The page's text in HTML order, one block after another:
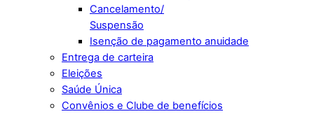
Cancelamento/
Suspensão
Isenção de pagamento anuidade
Entrega de carteira
Eleições
Saúde Única
Convênios e Clube de benefícios